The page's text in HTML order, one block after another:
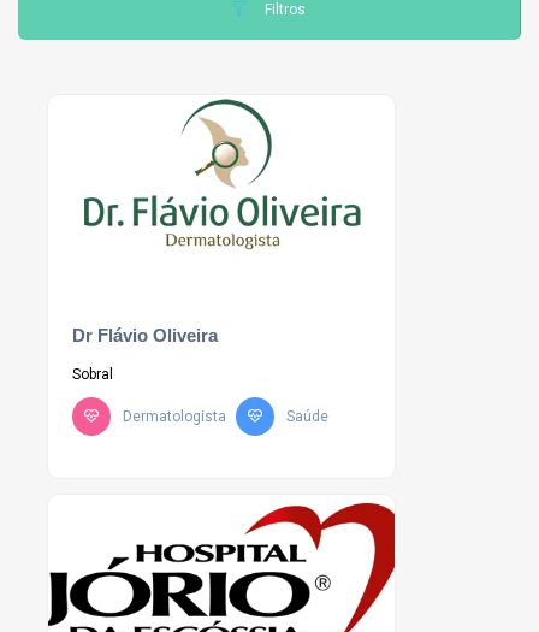
Filtros
Dr Flávio Oliveira
Sobral
Dermatologista Saúde